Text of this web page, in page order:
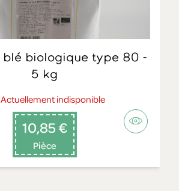
5 kg
Actuellement indisponible
10,85 €
Pièce